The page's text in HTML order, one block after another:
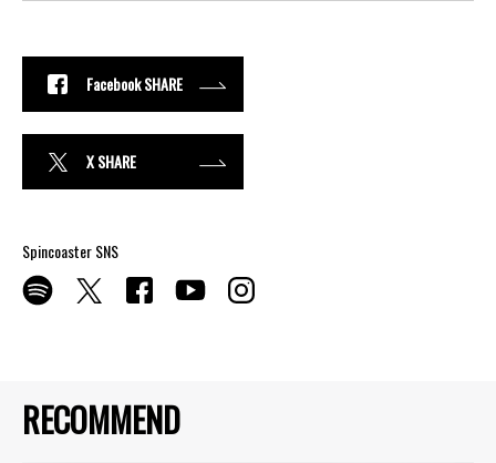
RECOMMEND
Facebook SHARE
X SHARE
Spincoaster SNS